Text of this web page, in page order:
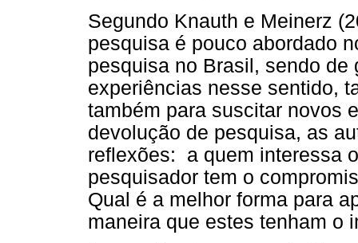
Segundo Knauth e Meinerz
pesquisa é pouco abordado
pesquisa no Brasil, sendo
experiências nesse sentido,
também para suscitar novos
devolução de pesquisa, as
reflexões: a quem interessa
pesquisador tem o
Qual é a melhor forma para
maneira que estes tenham o